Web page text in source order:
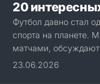
20
Футбол давно стал
спорта на планете.
матчами, обсуждают
23.06.2026